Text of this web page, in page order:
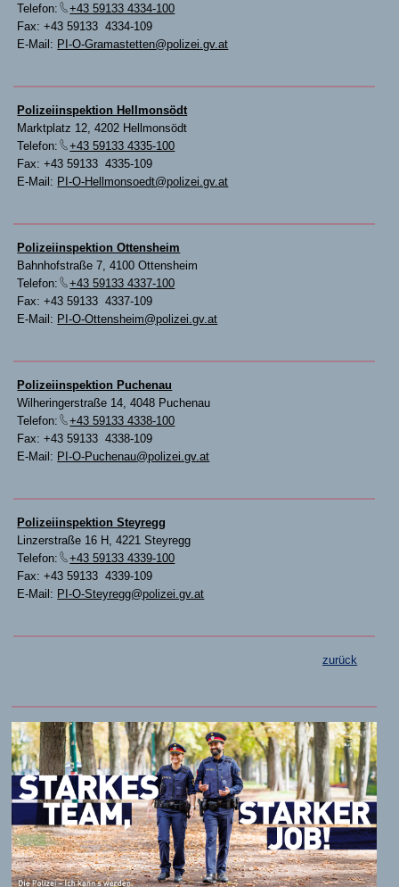
Telefon:
+43 59133 4334-100
Fax: +43 59133 4334-109
E-Mail: PI-O-Gramastetten@polizei.gv.at
Polizeiinspektion Hellmonsödt
Marktplatz 12, 4202 Hellmonsödt
Telefon:
+43 59133 4335-100
Fax: +43 59133 4335-109
E-Mail: PI-O-Hellmonsoedt@polizei.gv.at
Polizeiinspektion Ottensheim
Bahnhofstraße 7, 4100 Ottensheim
Telefon:
+43 59133 4337-100
Fax: +43 59133 4337-109
E-Mail: PI-O-Ottensheim@polizei.gv.at
Polizeiinspektion Puchenau
Wilheringerstraße 14, 4048 Puchenau
Telefon:
+43 59133 4338-100
Fax: +43 59133 4338-109
E-Mail: PI-O-Puchenau@polizei.gv.at
Polizeiinspektion Steyregg
Linzerstraße 16 H, 4221 Steyregg
Telefon:
+43 59133 4339-100
Fax: +43 59133 4339-109
E-Mail: PI-O-Steyregg@polizei.gv.at
zurück